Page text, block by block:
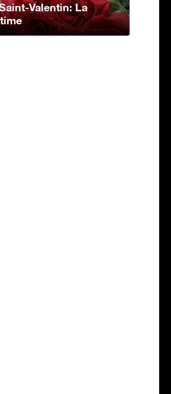
Valentin: La